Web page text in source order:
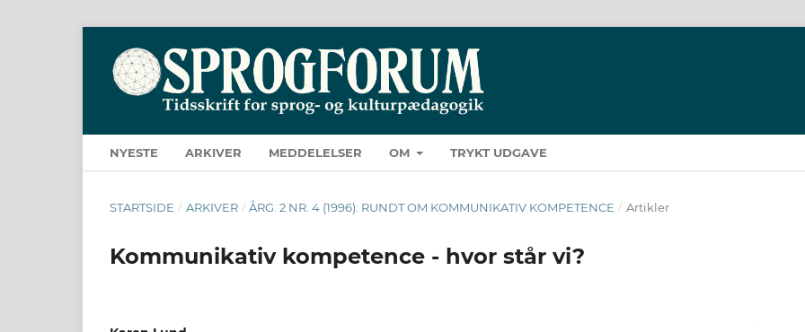
NYESTE ARKIVER MEDDELELSER OM TRYKT UDGAVE
STARTSIDE / ARKIVER / ÅRG. 2 NR. 4 (1996): RUNDT OM KOMMUNIKATIV KOMPETENCE / Artikler
Kommunikativ kompetence - hvor står vi?